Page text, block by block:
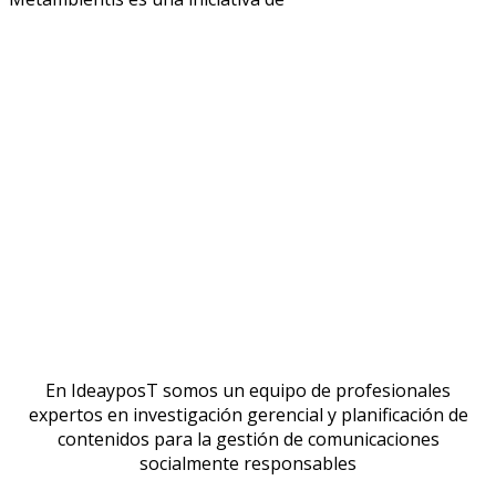
En IdeayposT somos un equipo de profesionales
expertos en investigación gerencial y planificación de
contenidos para la gestión de comunicaciones
socialmente responsables